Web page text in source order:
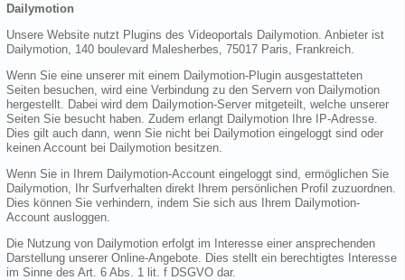
Dailymotion
Unsere Website nutzt Plugins des Videoportals Dailymotion. Anbieter ist
Dailymotion, 140 boulevard Malesherbes, 75017 Paris, Frankreich.
Wenn Sie eine unserer mit einem Dailymotion-Plugin ausgestatteten
Seiten besuchen, wird eine Verbindung zu den Servern von Dailymotion
hergestellt. Dabei wird dem Dailymotion-Server mitgeteilt, welche unserer
Seiten Sie besucht haben. Zudem erlangt Dailymotion Ihre IP-Adresse.
Dies gilt auch dann, wenn Sie nicht bei Dailymotion eingeloggt sind oder
keinen Account bei Dailymotion besitzen.
Wenn Sie in Ihrem Dailymotion-Account eingeloggt sind, ermöglichen Sie
Dailymotion, Ihr Surfverhalten direkt Ihrem persönlichen Profil zuzuordnen.
Dies können Sie verhindern, indem Sie sich aus Ihrem Dailymotion-
Account ausloggen.
Die Nutzung von Dailymotion erfolgt im Interesse einer ansprechenden
Darstellung unserer Online-Angebote. Dies stellt ein berechtigtes Interesse
im Sinne des Art. 6 Abs. 1 lit. f DSGVO dar.